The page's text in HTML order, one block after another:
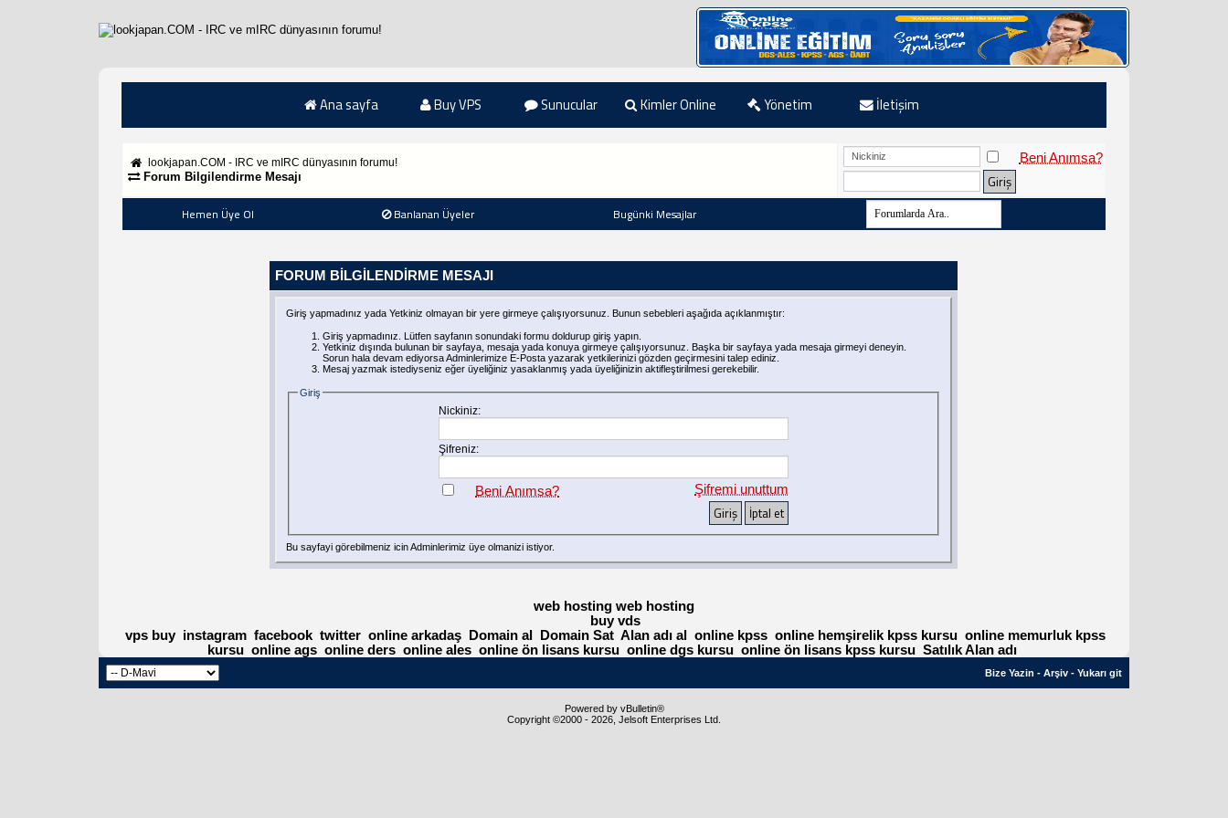
Ana sayfa Buy VPS Sunucular Kimler Online Yönetim İletişim
lookjapan.COM - IRC ve mIRC dünyasının forumu!
Forum Bilgilendirme Mesajı
Beni Anımsa?
Hemen Üye Ol Banlanan Üyeler Bugünki Mesajlar
FORUM BILGILENDIRME MESAJI
Giriş yapmadınız yada Yetkiniz olmayan bir yere girmeye çalışıyorsunuz. Bunun sebebleri aşağıda açıklanmıştır:
Giriş yapmadınız. Lütfen sayfanın sonundaki formu doldurup giriş yapın.
Yetkiniz dışında bulunan bir sayfaya, mesaja yada konuya girmeye çalışıyorsunuz. Başka bir sayfaya yada mesaja girmeyi deneyin.
Sorun hala devam ediyorsa Adminlerimize E-Posta yazarak yetkilerinizi gözden geçirmesini talep ediniz.
Mesaj yazmak istediyseniz eğer üyeliğiniz yasaklanmış yada üyeliğinizin aktifleştirilmesi gerekebilir.
Giriş
Nickiniz:
Şifreniz:
Şifremi unuttum
Beni Anımsa?
Bu sayfayi görebilmeniz icin Adminlerimizüye olmanizi istiyor.
web hosting web hosting
buy vds
vps buy instagram facebook twitter online arkadaş Domain al Domain Sat Alan adı al online kpss online hemşirelik kpss kursu online memurluk kpss
kursu online ags online ders online ales online ön lisans kursu online dgs kursu online ön lisans kpss kursu Satılık Alan adı
Bize Yazin - Arşiv - Yukarı git
Powered by vBulletin®
Copyright ©2000 - 2026, Jelsoft Enterprises Ltd.